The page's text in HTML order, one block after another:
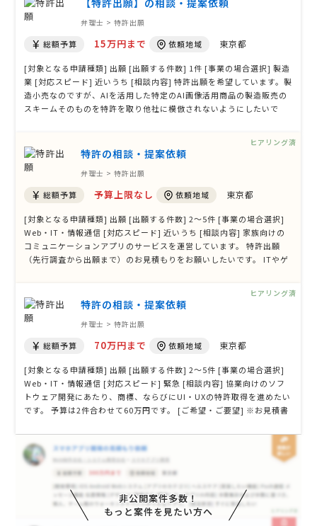
【特許出願】の相談・提案依頼
弁理士 > 特許出願
総額予算 15万円まで 依頼地域 東京都
[対象となる申請種類] 出願 [出願する件数] 1件 [事業の場合選択] 製造
業 [対応スピード] 近いうち [相談内容] 特許出願を希望しています。製
造小売なのですが、AIを活用した特定のAI画像活用商品の製造販売の
スキームそのものを特許を取り他社に模倣されないようにしたいで
ると尚良いで …特許の相談・提案依頼
弁理士 > 特許出願
総額予算 予算上限なし 依頼地域 東京都
[対象となる申請種類] 出願 [出願する件数] 2〜5件 [事業の場合選択]
Web・IT・情報通信 [対応スピード] 近いうち [相談内容] 家族向けの
コミュニケーションアプリのサービスを運営しています。 特許出願
（先行調査から出願まで）のお見積もりをお願いしたいです。 ITやゲ
ヒアリング済
特許の相談・提案依頼
弁理士 > 特許出願
総額予算 70万円まで 依頼地域 東京都
[対象となる申請種類] 出願 [出願する件数] 2〜5件 [事業の場合選択]
Web・IT・情報通信 [対応スピード] 緊急 [相談内容] 協業向けのソフ
トウェア開発にあたり、商標、ならびにUI・UXの特許取得を進めたい
です。 予算は2件合わせて60万円です。 [ご希望・ご要望] ※お見積書
定しています。 要件については詳細を詰めていく必要がありますが、
取り急ぎ、見 …
ヒアリング済
非公開案件多数！
もっと案件を見たい方へ